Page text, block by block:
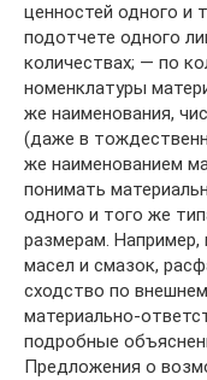
ценностей одного и
подотчете одного
количествах; — по
номенклатуры
же наименования,
(даже в
же наименованием
понимать
одного и того же
размерам.
масел и смазок,
сходство по
материально-
подробные
Предложения о